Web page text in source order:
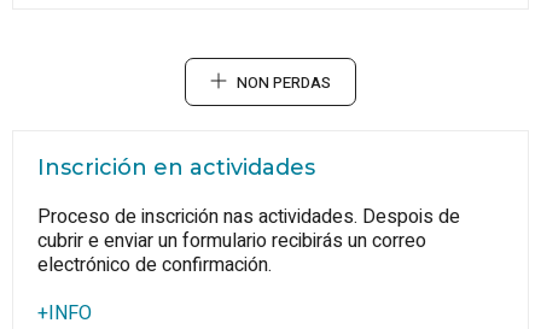
NON PERDAS
Inscrición en actividades
Proceso de inscrición nas actividades. Despois de
cubrir e enviar un formulario recibirás un correo
electrónico de confirmación.
+INFO